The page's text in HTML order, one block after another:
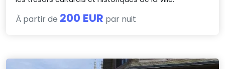
À partir de 200 EUR par nuit